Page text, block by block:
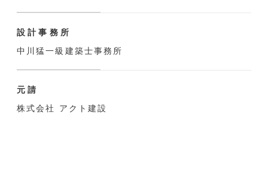
設計事務所
中川猛一級建築士事務所
元請
株式会社 アクト建設